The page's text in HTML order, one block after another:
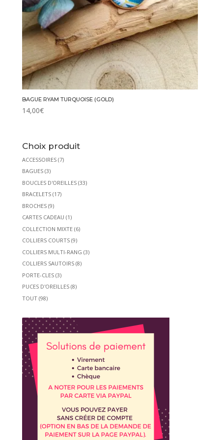
BAGUE RYAM TURQUOISE (GOLD)
14,00€
Choix produit
ACCESSOIRES (7)
BAGUES (3)
BOUCLES D'OREILLES (33)
BRACELETS (17)
BROCHES (9)
CARTES CADEAU (1)
COLLECTION MIXTE (6)
COLLIERS COURTS (9)
COLLIERS MULTI-RANG (3)
COLLIERS SAUTOIRS (8)
PORTE-CLES (3)
PUCES D'OREILLES (8)
TOUT (98)